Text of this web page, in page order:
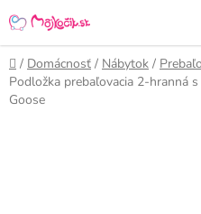
na
obsah
Domov
/ Domácnosť / Nábytok /
Podložka prebaľovacia 2-hranná
Goose